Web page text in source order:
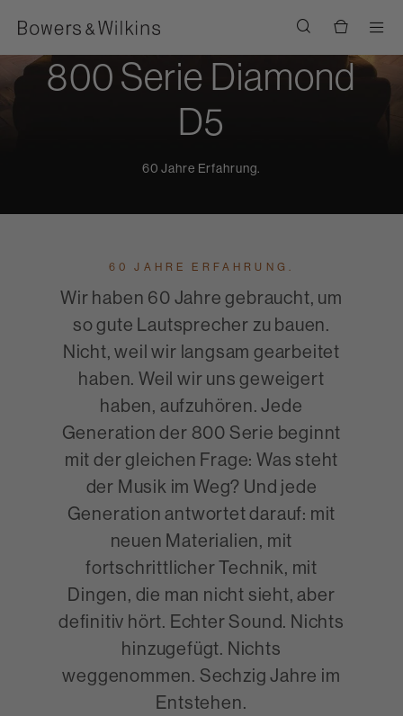
800 Serie Diamond
D5
60 Jahre Erfahrung.
60 JAHRE ERFAHRUNG.
Wir haben 60 Jahre gebraucht, um
so gute Lautsprecher zu bauen.
Nicht, weil wir langsam gearbeitet
haben. Weil wir uns geweigert
haben, aufzuhören. Jede
Generation der 800 Serie beginnt
mit der gleichen Frage: Was steht
der Musik im Weg? Und jede
Generation antwortet darauf: mit
neuen Materialien, mit
fortschrittlicher Technik, mit
Dingen, die man nicht sieht, aber
definitiv hört. Echter Sound. Nichts
hinzugefügt. Nichts
weggenommen. Sechzig Jahre im
Entstehen.